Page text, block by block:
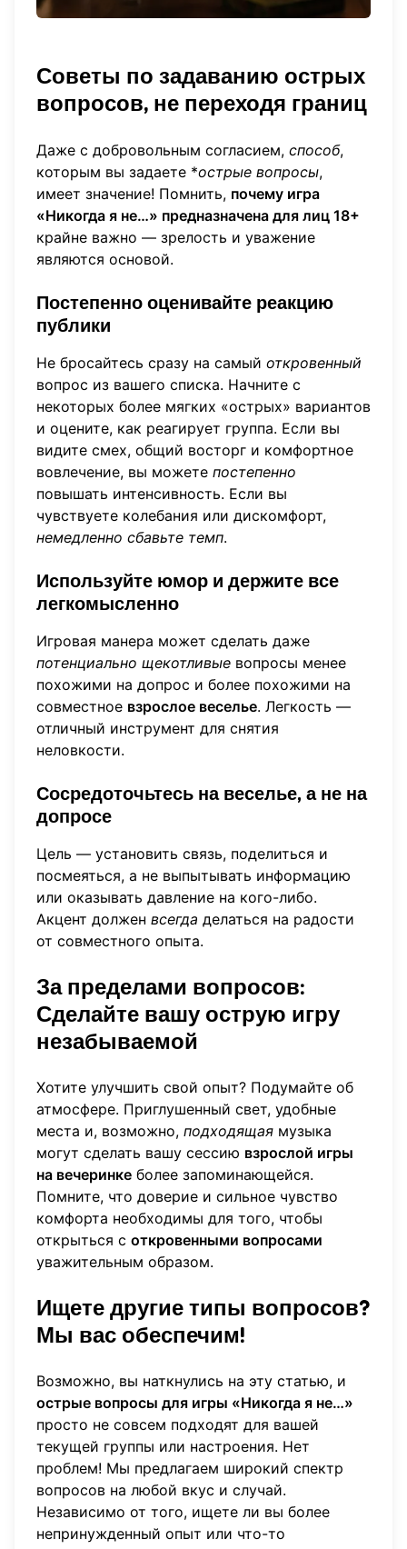
Советы по задаванию острых
вопросов, не переходя границ
Даже с добровольным согласием, способ,
которым вы задаете *острые вопросы,
имеет значение! Помнить, почему игра
«Никогда я не…» предназначена для лиц 18+
крайне важно — зрелость и уважение
являются основой.
Постепенно оценивайте реакцию
публики
Не бросайтесь сразу на самый откровенный
вопрос из вашего списка. Начните с
некоторых более мягких «острых» вариантов
и оцените, как реагирует группа. Если вы
видите смех, общий восторг и комфортное
вовлечение, вы можете постепенно
повышать интенсивность. Если вы
чувствуете колебания или дискомфорт,
немедленно сбавьте темп.
Используйте юмор и держите все
легкомысленно
Игровая манера может сделать даже
потенциально щекотливые вопросы менее
похожими на допрос и более похожими на
совместное взрослое веселье. Легкость —
отличный инструмент для снятия
неловкости.
Сосредоточьтесь на веселье, а не на
допросе
Цель — установить связь, поделиться и
посмеяться, а не выпытывать информацию
или оказывать давление на кого-либо.
Акцент должен всегда делаться на радости
от совместного опыта.
За пределами вопросов:
Сделайте вашу острую игру
незабываемой
Хотите улучшить свой опыт? Подумайте об
атмосфере. Приглушенный свет, удобные
места и, возможно, подходящая музыка
могут сделать вашу сессию взрослой игры
на вечеринке более запоминающейся.
Помните, что доверие и сильное чувство
комфорта необходимы для того, чтобы
открыться с откровенными вопросами
уважительным образом.
Ищете другие типы вопросов?
Мы вас обеспечим!
Возможно, вы наткнулись на эту статью, и
острые вопросы для игры «Никогда я не…»
просто не совсем подходят для вашей
текущей группы или настроения. Нет
проблем! Мы предлагаем широкий спектр
вопросов на любой вкус и случай.
Независимо от того, ищете ли вы более
непринужденный опыт или что-то